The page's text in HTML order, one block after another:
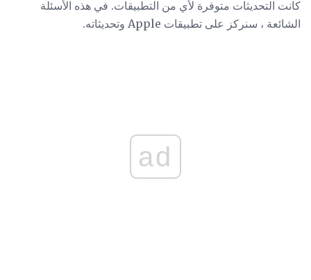
كانت التحديثات متوفرة لأي من التطبيقات. في هذه الأسئلة
الشائعة ، سنركز على تطبيقات Apple وتحديثاته.
ad